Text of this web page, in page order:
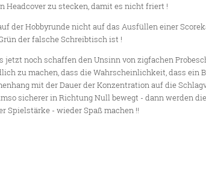
Headcover zu stecken, damit es nicht friert !
der Hobbyrunde nicht auf das Ausfüllen einer
der falsche Schreibtisch ist !
jetzt noch schaffen den Unsinn von zigfachen
zu machen, dass die Wahrscheinlichkeit, dass ein
mit der Dauer der Konzentration auf die
sicherer in Richtung Null bewegt - dann werden
Spielstärke - wieder Spaß machen !!